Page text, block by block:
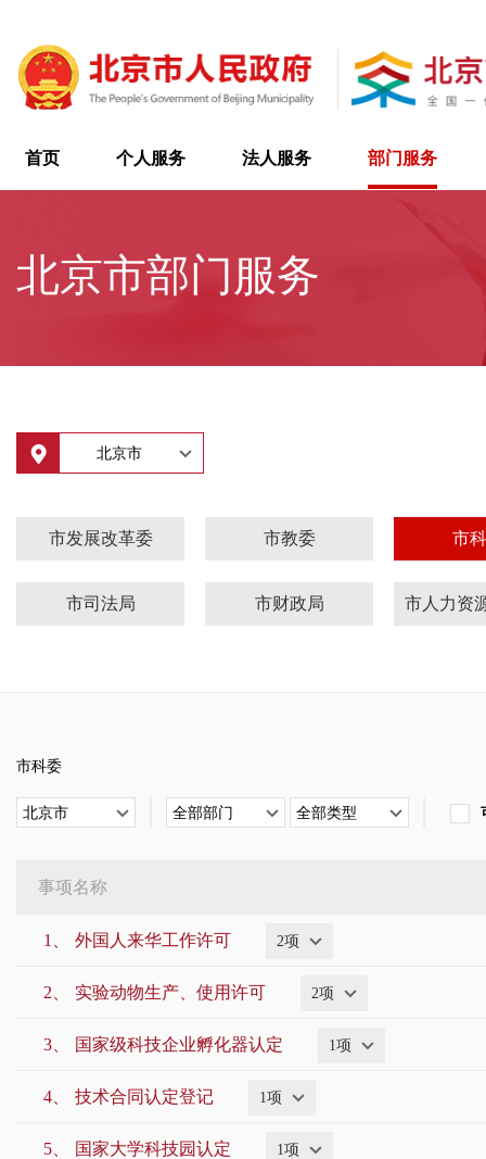
首页 个人服务 法人服务 部门服务
北京市部门服务
北京市
市发展改革委 市教委 市
市司法局 市财政局
市金融管理局 市国动办
市政府侨办
国家税务总局北京市税务局 市地震局
市热力集团 北信基础设施公司
市科委
北京市 全部部门 全部类型
事项名称
1、 外国人来华工作许可 2项
2、 实验动物生产、使用许可 2项
3、 国家级科技企业孵化器认定 1项
4、 技术合同认定登记 1项
5、 国家大学科技园认定 1项